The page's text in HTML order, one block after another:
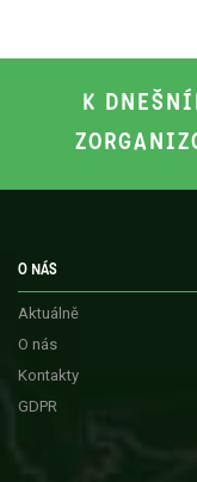
K
O NÁS
Aktuálně
O nás
Kontakty
GDPR